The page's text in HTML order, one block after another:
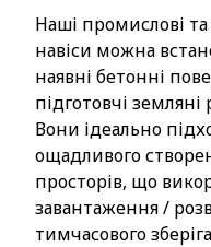
Наші промислові та
навіси можна
наявні бетонні
підготовчі
Вони ідеально
ощадливого
просторів, що
завантаження /
тимчасового